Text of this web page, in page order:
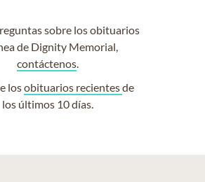
sobre los obituarios
de Dignity Memorial,
contáctenos.
losobituarios recientesde
los últimos 10 días.